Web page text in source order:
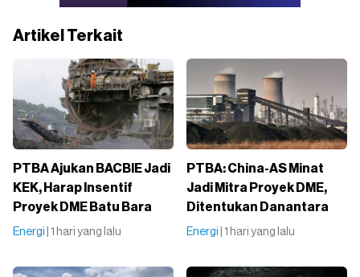
Artikel Terkait
PTBA Ajukan BACBIE Jadi
KEK, Harap Insentif
Proyek DME Batu Bara
Energi | 1 hari yang lalu
PTBA: China-AS Minat
Jadi Mitra Proyek DME,
Ditentukan Danantara
Energi | 1 hari yang lalu